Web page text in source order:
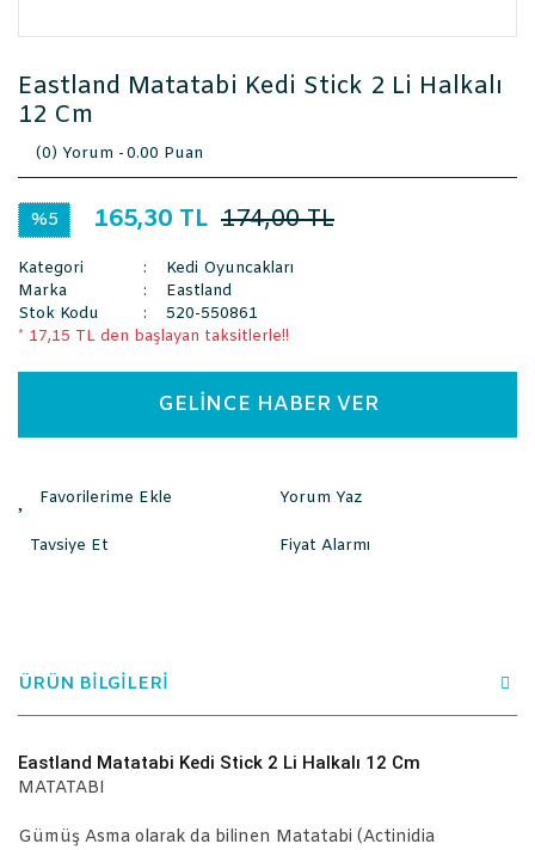
Eastland Matatabi Kedi Stick 2 Li Halkalı
12 Cm
(0) Yorum -0.00 Puan
%5 165,30 TL 174,00 TL
Kategori
Kedi Oyuncakları
Marka
Eastland
Stok Kodu
520-550861
* 17,15 TL den başlayan taksitlerle!!
GELİNCE HABER VER
Yorum Yaz
Tavsiye Et Fiyat Alarmı
ÜRÜN BİLGİLERİ
Eastland Matatabi Kedi Stick 2 Li Halkalı 12 Cm
MATATABI
Gümüş Asma olarak da bilinen Matatabi (Actinidia